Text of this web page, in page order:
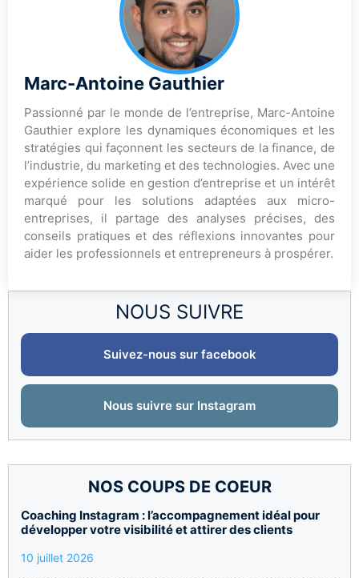
NOUS SUIVRE
Suivez-nous sur facebook
Nous suivre sur Instagram
NOS COUPS DE COEUR
Coaching Instagram : l’accompagnement idéal pour
développer votre visibilité et attirer des clients
10 juillet 2026
Marc-Antoine Gauthier
Passionné par le monde de l’entreprise, Marc-Antoine
Gauthier explore les dynamiques économiques et les
stratégies qui façonnent les secteurs de la finance, de
l’industrie, du marketing et des technologies. Avec une
expérience solide en gestion d’entreprise et un intérêt
marqué pour les solutions adaptées aux micro-
entreprises, il partage des analyses précises, des
conseils pratiques et des réflexions innovantes pour
aider les professionnels et entrepreneurs à prospérer.